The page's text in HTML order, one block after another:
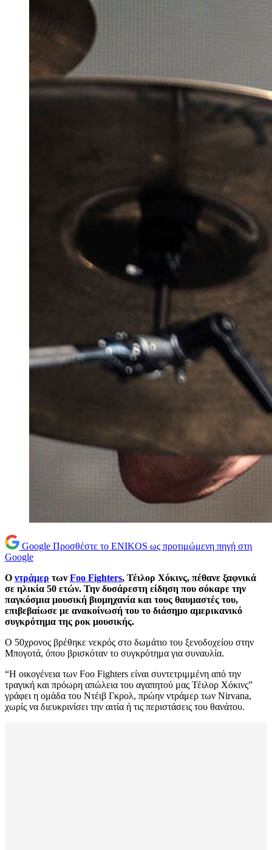
Google Προσθέστε το ENIKOS ως προτιμώμενη πηγή στη
Google
Ο ντράμερ των Foo Fighters, Τέιλορ Χόκινς, πέθανε ξαφνικά
σε ηλικία 50 ετών. Την δυσάρεστη είδηση που σόκαρε την
παγκόσμια μουσική βιομηχανία και τους θαυμαστές του,
επιβεβαίωσε με ανακοίνωσή του το διάσημο αμερικανικό
συγκρότημα της ροκ μουσικής.
Ο 50χρονος βρέθηκε νεκρός στο δωμάτιο του ξενοδοχείου στην
Μπογοτά, όπου βρισκόταν το συγκρότημα για συναυλία.
“Η οικογένεια των Foo Fighters είναι συντετριμμένη από την
τραγική και πρόωρη απώλεια του αγαπητού μας Τέιλορ Χόκινς”
γράφει η ομάδα του Ντέιβ Γκρολ, πρώην ντράμερ των Nirvana,
χωρίς να διευκρινίσει την αιτία ή τις περιστάσεις του θανάτου.